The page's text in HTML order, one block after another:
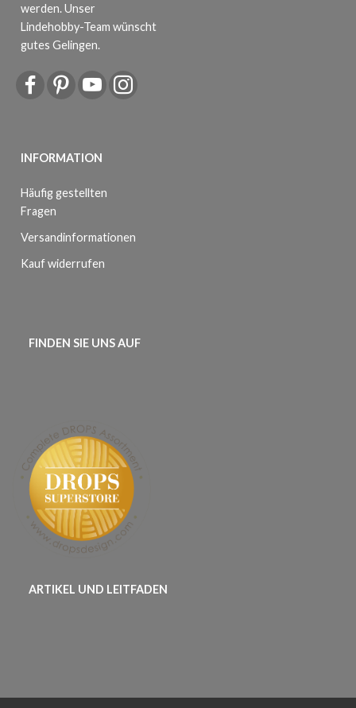
werden. Unser
Lindehobby-Team wünscht
gutes Gelingen.
INFORMATION
Häufig gestellten
Fragen
Versandinformationen
Kauf widerrufen
FINDEN SIE UNS AUF
ARTIKEL UND LEITFADEN